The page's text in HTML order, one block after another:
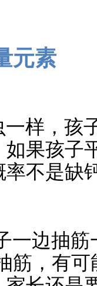
元素
样，孩
如果孩子
不是缺
一边抽
筋，有